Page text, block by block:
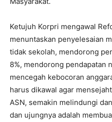
Ketujuh Korpri mengawal
menuntaskan penyelesaian
tidak sekolah, mendorong
8%, mendorong pendapatan
mencegah kebocoran
harus dikawal agar
ASN, semakin melindungi
dan ujungnya adalah